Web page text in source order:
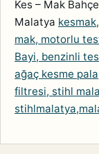
Kes – Mak
Malatya
mak, motorlu
Bayi, benzinli
ağaç kesme
filtresi, stihl